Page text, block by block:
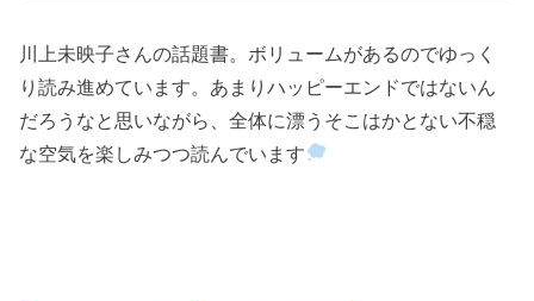
川上未映子さんの話題書。ボリュームがあるのでゆっく
り読み進めています。あまりハッピーエンドではないん
だろうなと思いながら、全体に漂うそこはかとない不穏
な空気を楽しみつつ読んでいます